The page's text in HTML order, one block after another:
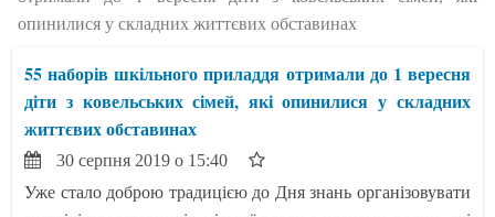
КОНТАКТИ
опинилися у складних життєвих обставинах
55 наборів шкільного приладдя отримали до 1 вересня
діти з ковельських сімей, які опинилися у складних
життєвих обставинах
30 серпня 2019 о 15:40
Уже стало доброю традицією до Дня знань організовувати